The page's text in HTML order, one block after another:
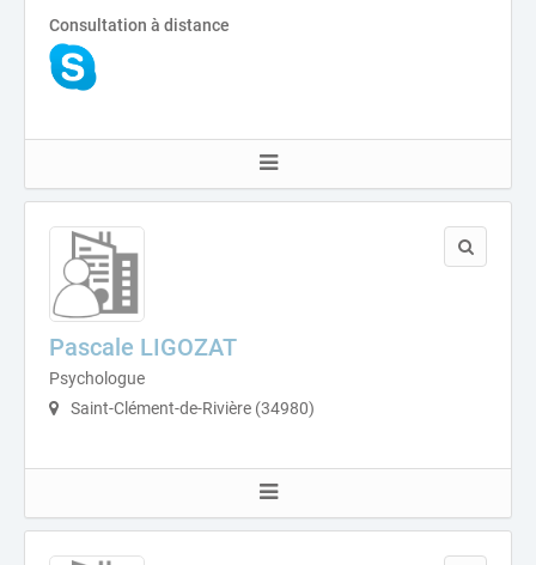
Consultation à distance
Pascale LIGOZAT
Psychologue
Saint-Clément-de-Rivière (34980)